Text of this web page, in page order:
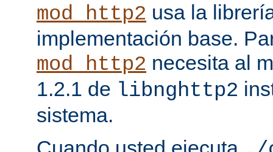
mod_http2 usa la
implementación base.
mod_http2 necesita al
1.2.1 de libnghttp2
sistema.